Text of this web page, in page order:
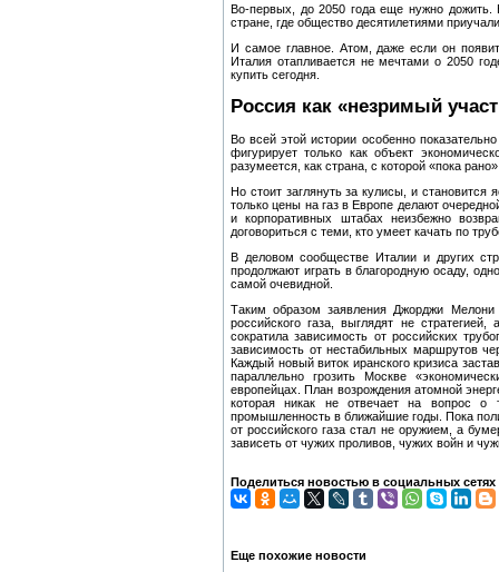
Во‑первых, до 2050 года еще нужно дожить.
стране, где общество десятилетиями
И самое главное. Атом, даже если он
Италия отапливается не мечтами о 2050
купить сегодня.
Россия как «незримый
Во всей этой истории особенно
фигурирует только как объект
разумеется, как страна, с которой «пока
Но стоит заглянуть за кулисы, и становится
только цены на газ в Европе делают
и корпоративных штабах неизбежно
договориться с теми, кто умеет качать по
В деловом сообществе Италии и других
продолжают играть в благородную осаду,
самой очевидной.
Таким образом заявления Джорджи
российского газа, выглядят не
сократила зависимость от российских
зависимость от нестабильных маршрутов
Каждый новый виток иранского кризиса
параллельно грозить Москве
европейцах. План возрождения атомной
которая никак не отвечает на вопрос о
промышленность в ближайшие годы. Пока
от российского газа стал не оружием, а
зависеть от чужих проливов, чужих войн и
Поделиться новостью в социальных сетях
Еще похожие новости